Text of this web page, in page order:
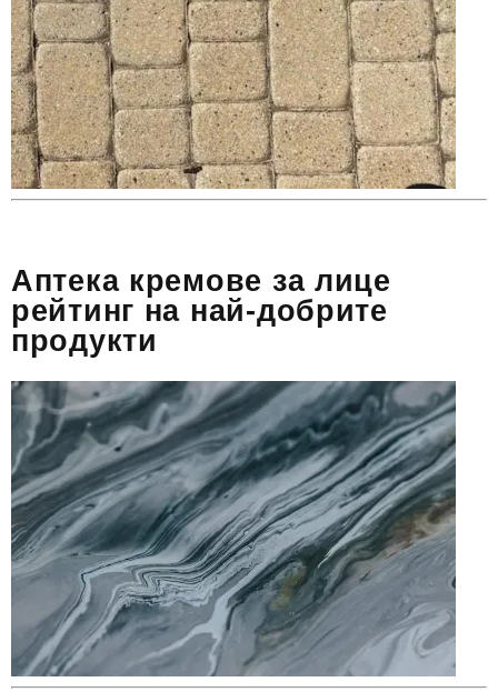
Аптека кремове за лице
рейтинг на най-добрите
продукти